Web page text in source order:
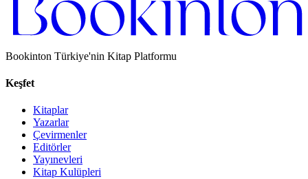
Bookinton Türkiye'nin Kitap Platformu
Keşfet
Kitaplar
Yazarlar
Çevirmenler
Editörler
Yayınevleri
Kitap Kulüpleri